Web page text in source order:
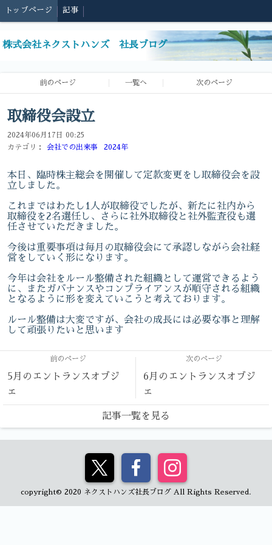
トップページ 記事
株式会社ネクストハンズ 社長ブログ
前のページ 一覧へ 次のページ
取締役会設立
2024年06月17日 00:25
カテゴリ：
会社での出来事 2024年
本日、臨時株主総会を開催して定款変更をし取締役会を設
立しました。
これまではわたし1人が取締役でしたが、新たに社内から
取締役を2名選任し、さらに社外取締役と社外監査役も選
任させていただきました。
今後は重要事項は毎月の取締役会にて承認しながら会社経
営をしていく形になります。
今年は会社をルール整備された組織として運営できるよう
に、またガバナンスやコンプライアンスが順守される組織
となるように形を変えていこうと考えております。
ルール整備は大変ですが、会社の成長には必要な事と理解
して頑張りたいと思います
前のページ
5月のエントランスオブジ
ェ
次のページ
6月のエントランスオブジ
ェ
記事一覧を見る
copyright© 2020 ネクストハンズ社長ブログ All Rights Reserved.